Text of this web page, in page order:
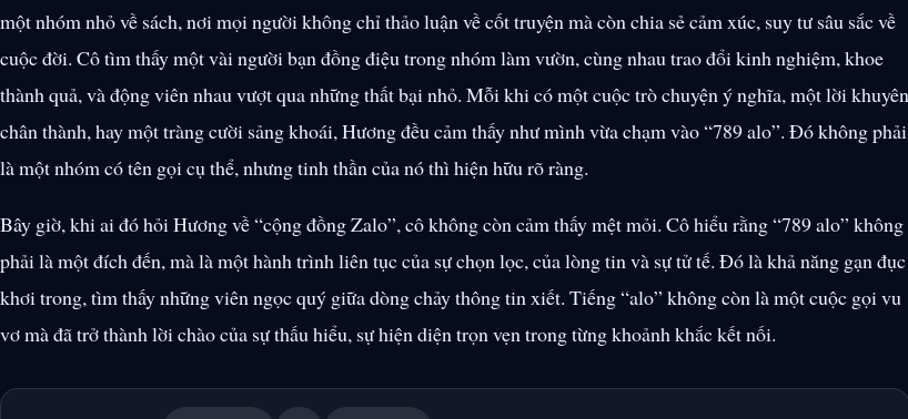
một nhóm nhỏ về sách, nơi mọi người không chỉ thảo luận về cốt truyện mà còn chia sẻ cảm xúc, suy tư sâu sắc về
cuộc đời. Cô tìm thấy một vài người bạn đồng điệu trong nhóm làm vườn, cùng nhau trao đổi kinh nghiệm, khoe
thành quả, và động viên nhau vượt qua những thất bại nhỏ. Mỗi khi có một cuộc trò chuyện ý nghĩa, một lời khuyên
chân thành, hay một tràng cười sảng khoái, Hương đều cảm thấy như mình vừa chạm vào “789 alo”. Đó không phải
là một nhóm có tên gọi cụ thể, nhưng tinh thần của nó thì hiện hữu rõ ràng.
Bây giờ, khi ai đó hỏi Hương về “cộng đồng Zalo”, cô không còn cảm thấy mệt mỏi. Cô hiểu rằng “789 alo” không
phải là một đích đến, mà là một hành trình liên tục của sự chọn lọc, của lòng tin và sự tử tế. Đó là khả năng gạn đục
khơi trong, tìm thấy những viên ngọc quý giữa dòng chảy thông tin xiết. Tiếng “alo” không còn là một cuộc gọi vu
vơ mà đã trở thành lời chào của sự thấu hiểu, sự hiện diện trọn vẹn trong từng khoảnh khắc kết nối.